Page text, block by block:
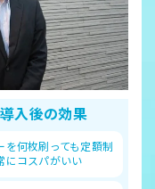
導入後の効果
を何枚刷っても定額制
にコスパがいい